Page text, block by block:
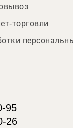
торговли
95
26